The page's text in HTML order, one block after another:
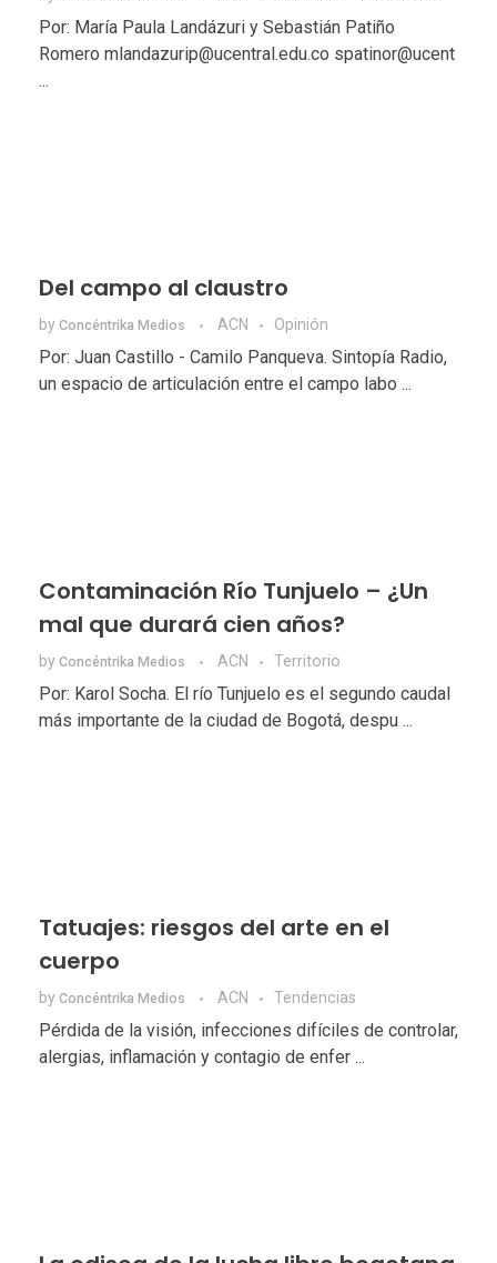
Por: María Paula Landázuri y Sebastián Patiño
Romero mlandazurip@ucentral.edu.co spatinor@ucent
...
Del campo al claustro
by Concéntrika Medios ACN Opinión
Por: Juan Castillo - Camilo Panqueva. Sintopía Radio,
un espacio de articulación entre el campo labo ...
Contaminación Río Tunjuelo – ¿Un
mal que durará cien años?
by Concéntrika Medios ACN Territorio
Por: Karol Socha. El río Tunjuelo es el segundo caudal
más importante de la ciudad de Bogotá, despu ...
Tatuajes: riesgos del arte en el
cuerpo
by Concéntrika Medios ACN Tendencias
Pérdida de la visión, infecciones difíciles de controlar,
alergias, inflamación y contagio de enfer ...